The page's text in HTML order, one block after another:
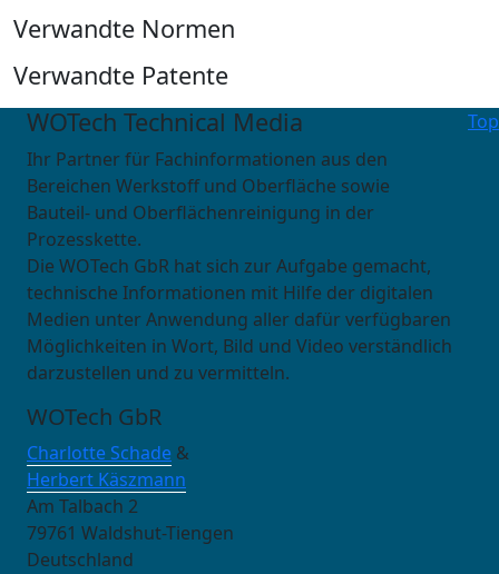
Verwandte Normen
Verwandte Patente
Top
WOTech Technical Media
Ihr Partner für Fachinformationen aus den
Bereichen Werkstoff und Oberfläche sowie
Bauteil- und Oberflächenreinigung in der
Prozesskette.
Die WOTech GbR hat sich zur Aufgabe gemacht,
technische Informationen mit Hilfe der digitalen
Medien unter Anwendung aller dafür verfügbaren
Möglichkeiten in Wort, Bild und Video verständlich
darzustellen und zu vermitteln.
WOTech GbR
Charlotte Schade &
Herbert Käszmann
Am Talbach 2
79761 Waldshut-Tiengen
Deutschland